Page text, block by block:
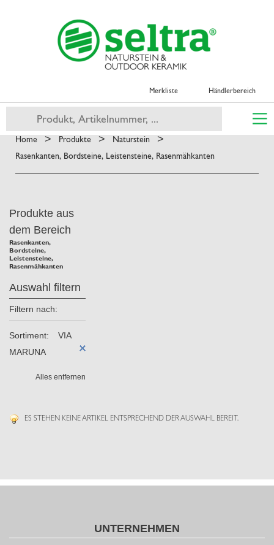
Merkliste Händlerbereich
Home > Produkte > Naturstein >
Rasenkanten, Bordsteine, Leistensteine, Rasenmähkanten
Produkte aus
dem Bereich
Rasenkanten,
Bordsteine,
Leistensteine,
Rasenmähkanten
Auswahl filtern
Filtern nach:
Sortiment:
VIA
MARUNA
Alles entfernen
ES STEHEN KEINE ARTIKEL ENTSPRECHEND DER AUSWAHL BEREIT.
UNTERNEHMEN